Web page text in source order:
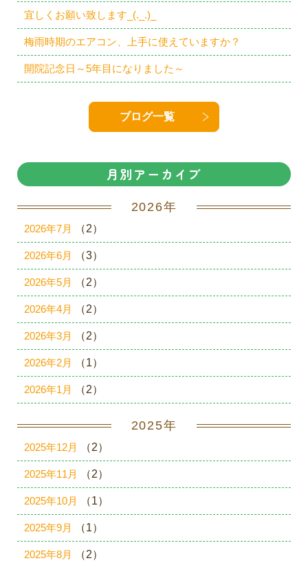
宜しくお願い致します_(._.)_
梅雨時期のエアコン、上手に使えていますか？
開院記念日～5年目になりました～
ブログ一覧
月別アーカイブ
2026年
2026年7月 （2）
2026年6月 （3）
2026年5月 （2）
2026年4月 （2）
2026年3月 （2）
2026年2月 （1）
2026年1月 （2）
2025年
2025年12月 （2）
2025年11月 （2）
2025年10月 （1）
2025年9月 （1）
2025年8月 （2）